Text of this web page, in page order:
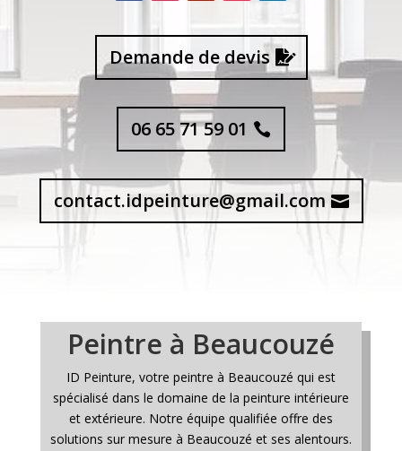
Demande de devis
06 65 71 59 01
contact.idpeinture@gmail.com
Peintre à Beaucouzé
ID Peinture, votre peintre à Beaucouzé qui est
spécialisé dans le domaine de la peinture intérieure
et extérieure. Notre équipe qualifiée offre des
solutions sur mesure à Beaucouzé et ses alentours.